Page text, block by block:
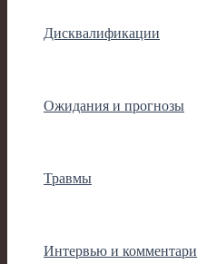
Дисквалификации
Ожидания и прогнозы
Травмы
Интервью и